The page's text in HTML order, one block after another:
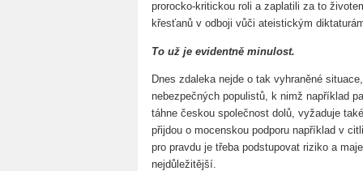
prorocko-kritickou roli a zaplatili za to
křesťanů v odboji vůči ateistickým
To už je evidentně minulost.
Dnes zdaleka nejde o tak vyhraněné
nebezpečných populistů, k nimž například
táhne českou společnost dolů, vyžaduje
přijdou o mocenskou podporu například v
pro pravdu je třeba podstupovat riziko a
nejdůležitější.